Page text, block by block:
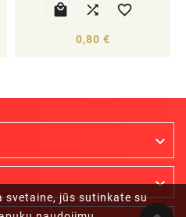
svetaine, jūs sutinkate su
  
0,80 €

